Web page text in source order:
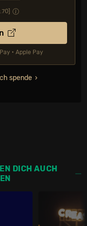
• Apple Pay
spende
DICH AUCH